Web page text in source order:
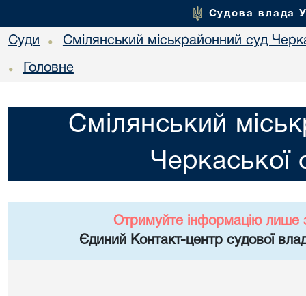
Судова влада
Суди • Смілянський міськрайонний суд
• Головне
Смілянський
Черкаської
Отримуйте інформацію лише
Єдиний Контакт-центр судової